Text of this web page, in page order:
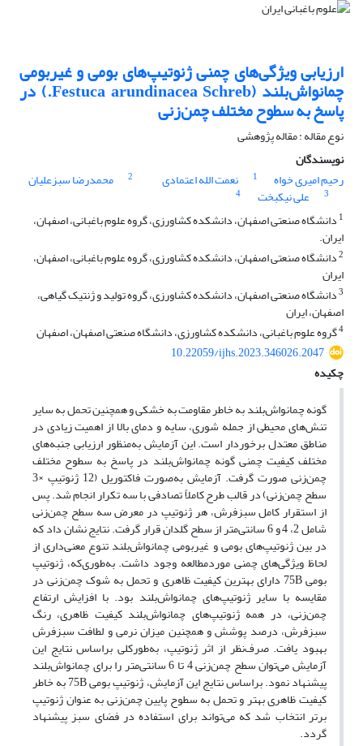
ارزیابی ویژگی‌های چمنی ژنوتیپ‌های بومی و غیربومی
چمانواش‌بلند (Festuca arundinacea Schreb.) در
پاسخ به سطوح مختلف چمن‌زنی
نوع مقاله : مقاله پژوهشی
نویسندگان
رحیم امیری خواه
1 نعمت الله اعتمادی 2 محمدرضا سبزعلیان
3 علی نیکبخت
4
1 دانشگاه صنعتی اصفهان، دانشکده کشاورزی، گروه علوم باغبانی، اصفهان،
ایران.
2دانشگاه صنعتی اصفهان، دانشکده کشاورزی، گروه علوم باغبانی، اصفهان،
ایران
3دانشگاه صنعتی اصفهان، دانشکده کشاورزی، گروه تولید و ژنتیک گیاهی،
اصفهان، ایران
4گروه علوم باغبانی، دانشکده کشاورزی، دانشگاه صنعتی اصفهان، اصفهان
10.22059/ijhs.2023.346026.2047
چکیده
گونه چمانواش‌بلند به خاطر مقاومت به خشکی و همچنین تحمل به سایر
تنش‌های محیطی از جمله شوری، سایه و دمای بالا از اهمیت زیادی در
مناطق معتدل برخوردار است. این آزمایش به‌منظور ارزیابی جنبه‌های
مختلف کیفیت چمنی گونه چمانواش‌بلند در پاسخ به سطوح مختلف
چمن‌زنی صورت گرفت. آزمایش به‌صورت فاکتوریل (12 ژنوتیپ ×3
سطح چمن‌زنی) در قالب طرح کاملاً تصادفی با سه تکرار انجام شد. پس
از استقرار کامل سبزفرش، هر ژنوتیپ در معرض سه سطح چمن‌زنی
شامل 2، 4 و 6 سانتی‌متر از سطح گلدان قرار گرفت. نتایج نشان داد که
در بین ژنوتیپ‌های بومی و غیربومی چمانواش‌بلند تنوع معنی‌داری از
لحاظ ویژگی‌های چمنی موردمطالعه وجود داشت. به‌طوری‌که، ژنوتیپ
بومی 75B دارای بهترین کیفیت ظاهری و تحمل به شوک چمن‌زنی در
مقایسه با سایر ژنوتیپ‌های چمانواش‌بلند بود. با افزایش ارتفاع
چمن‌زنی، در همه ژنوتیپ‌های چمانواش‌بلند کیفیت ظاهری، رنگ
سبزفرش، درصد پوشش و همچنین میزان نرمی و لطافت سبزفرش
بهبود یافت. صرف‌نظر از اثر ژنوتیپ، به‌طورکلی براساس نتایج این
آزمایش می‌توان سطح چمن‌زنی 4 تا 6 سانتی‌متر را برای چمانواش‌بلند
پیشنهاد نمود. براساس نتایج این آزمایش، ژنوتیپ بومی 75B به خاطر
کیفیت ظاهری بهتر و تحمل به سطوح پایین چمن‌زنی به عنوان ژنوتیپ
برتر انتخاب شد که می‌تواند برای استفاده در فضای سبز پیشنهاد
گردد.